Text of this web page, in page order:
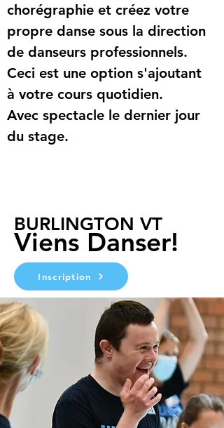
chorégraphie et créez votre
propre danse sous la direction
de danseurs professionnels.
Ceci est une option s'ajoutant
à votre cours quotidien.
Avec spectacle le dernier jour
du stage.
BURLINGTON VT
Viens Danser!
Inscription